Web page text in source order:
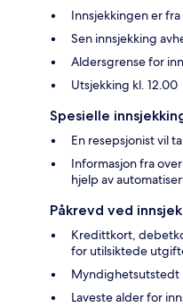
Innsjekkingen er
Sen innsjekking
Aldersgrense for
Utsjekking kl. 12.00
Spesielle
En resepsjonist vil
Informasjon fra
hjelp av
Påkrevd ved
Kredittkort,
for utilsiktede
Myndighetsutstedt
Laveste alder for